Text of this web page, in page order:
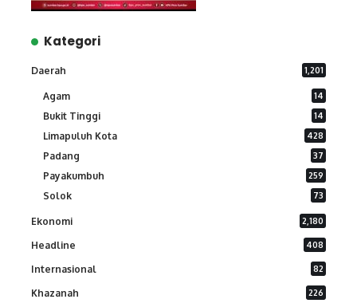
Kategori
Daerah 1,201
Agam 14
Bukit Tinggi 14
Limapuluh Kota 428
Padang 37
Payakumbuh 259
Solok 73
Ekonomi 2,180
Headline 408
Internasional 82
Khazanah 226